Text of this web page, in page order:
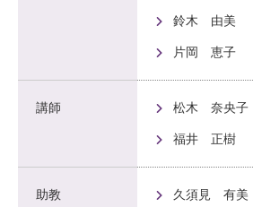
鈴木 由美
片岡 恵子
講師 松木 奈央子
福井 正樹
助教 久須見 有美